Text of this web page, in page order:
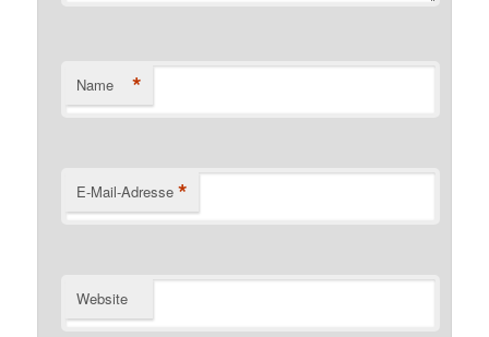
Name *
E-Mail-Adresse *
Website